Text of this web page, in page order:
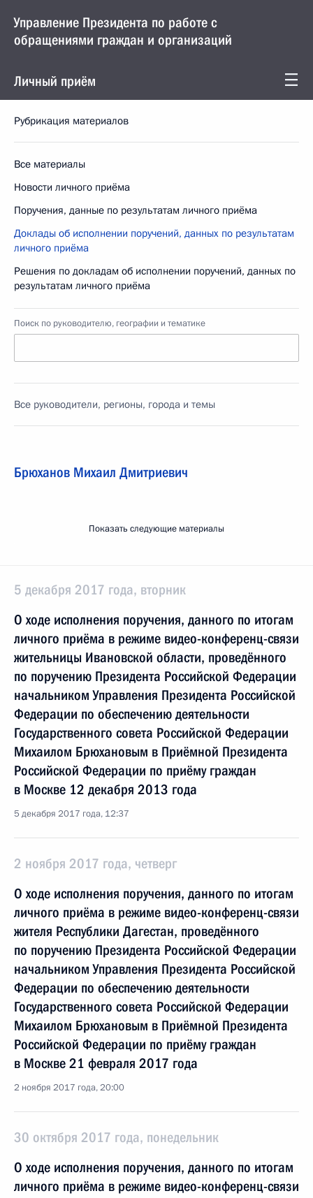
Управление Президента по работе с
обращениями граждан и организаций
Личный приём
Рубрикация материалов
Все материалы
Новости личного приёма
Поручения, данные по результатам личного приёма
Доклады об исполнении поручений, данных по результатам
личного приёма
Решения по докладам об исполнении поручений, данных по
результатам личного приёма
Поиск по руководителю, географии и тематике
Все руководители, регионы, города и темы
Брюханов Михаил Дмитриевич
Показать следующие материалы
5 декабря 2017 года, вторник
О ходе исполнения поручения, данного по итогам
личного приёма в режиме видео-конференц-связи
жительницы Ивановской области, проведённого
по поручению Президента Российской Федерации
начальником Управления Президента Российской
Федерации по обеспечению деятельности
Государственного совета Российской Федерации
Михаилом Брюхановым в Приёмной Президента
Российской Федерации по приёму граждан
в Москве 12 декабря 2013 года
5 декабря 2017 года, 12:37
2 ноября 2017 года, четверг
О ходе исполнения поручения, данного по итогам
личного приёма в режиме видео-конференц-связи
жителя Республики Дагестан, проведённого
по поручению Президента Российской Федерации
начальником Управления Президента Российской
Федерации по обеспечению деятельности
Государственного совета Российской Федерации
Михаилом Брюхановым в Приёмной Президента
Российской Федерации по приёму граждан
в Москве 21 февраля 2017 года
2 ноября 2017 года, 20:00
30 октября 2017 года, понедельник
О ходе исполнения поручения, данного по итогам
личного приёма в режиме видео-конференц-связи